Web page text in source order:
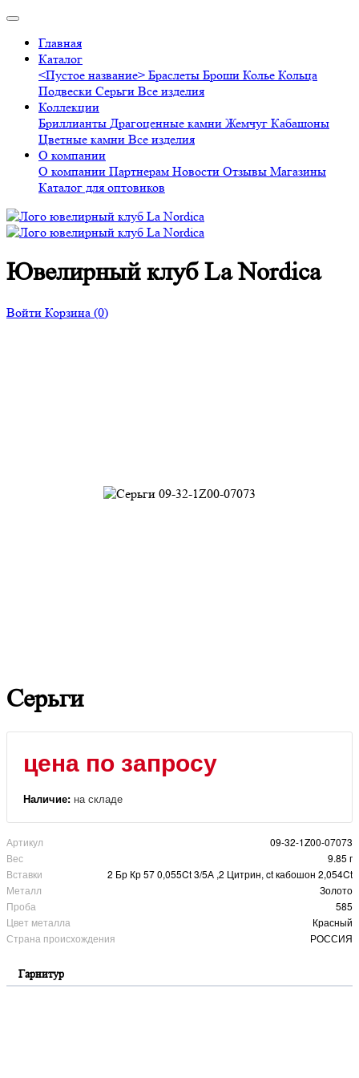
Главная
Каталог
<Пустое название> Браслеты Броши Колье Кольца
Подвески Серьги Все изделия
Коллекции
Бриллианты Драгоценные камни Жемчуг Кабашоны
Цветные камни Все изделия
О компании
О компании Партнерам Новости Отзывы Магазины
Каталог для оптовиков
Ювелирный клуб La Nordica
Войти Корзина (0)
Серьги
цена по запросу
Наличие: на складе
Артикул
09-32-1Z00-07073
Вес
9.85 г
Вставки
2 Бр Кр 57 0,055Ct 3/5А ,2 Цитрин, ct кабошон 2,054Ct
Металл
Золото
Проба
585
Цвет металла
Красный
Страна происхождения
РОССИЯ
Гарнитур